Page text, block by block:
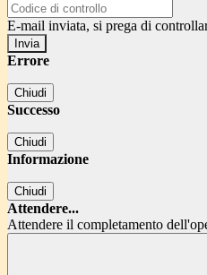
E-mail inviata, si prega di
Errore
Chiudi
Successo
Chiudi
Informazione
Chiudi
Attendere...
Attendere il completamento